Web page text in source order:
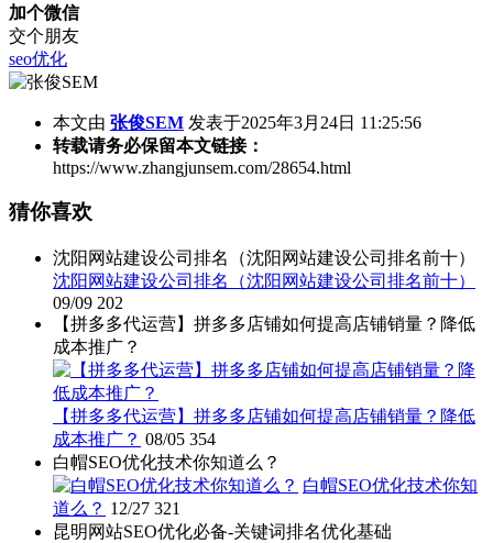
加个微信
交个朋友
seo优化
本文由 张俊SEM 发表于2025年3月24日 11:25:56
转载请务必保留本文链接：
https://www.zhangjunsem.com/28654.html
猜你喜欢
沈阳网站建设公司排名（沈阳网站建设公司排名前十）
沈阳网站建设公司排名（沈阳网站建设公司排名前十）
09/09 202
【拼多多代运营】拼多多店铺如何提高店铺销量？降低
成本推广？
【拼多多代运营】拼多多店铺如何提高店铺销量？降低
成本推广？ 08/05 354
白帽SEO优化技术你知道么？
白帽SEO优化技术你知
道么？ 12/27 321
昆明网站SEO优化必备-关键词排名优化基础